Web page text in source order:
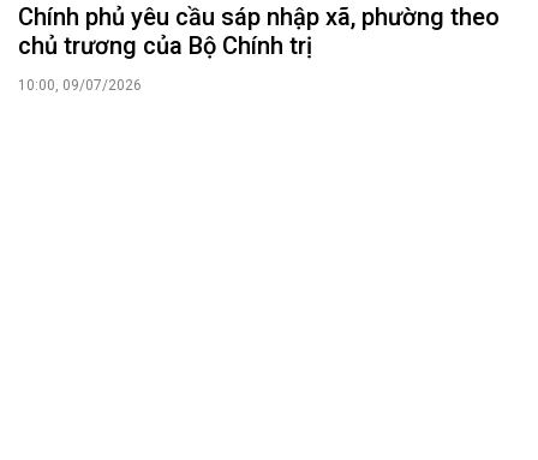
Chính phủ yêu cầu sáp nhập xã, phường theo
chủ trương của Bộ Chính trị
10:00, 09/07/2026